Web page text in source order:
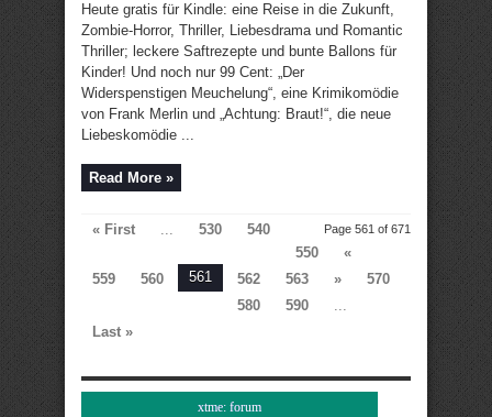
Heute gratis für Kindle: eine Reise in die Zukunft,
Zombie-Horror, Thriller, Liebesdrama und Romantic
Thriller; leckere Saftrezepte und bunte Ballons für
Kinder! Und noch nur 99 Cent: „Der
Widerspenstigen Meuchelung“, eine Krimikomödie
von Frank Merlin und „Achtung: Braut!“, die neue
Liebeskomödie ...
Read More »
Page 561 of 671
« First ... 530
540
550
«
559
560 561 562 563 »
570
580
590
...
Last »
xtme: forum